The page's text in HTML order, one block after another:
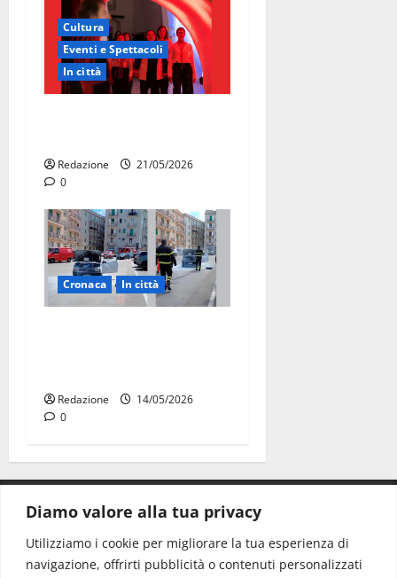
Diamo valore alla tua privacy
Utilizziamo i cookie per migliorare la tua esperienza di
navigazione, offrirti pubblicità o contenuti personalizzati
Cultura
Eventi e Spettacoli
In città
Redazione
21/05/2026
0
Cronaca In città
Redazione
14/05/2026
0
CONTATTI.
Redazione: redazione@www.martinasera.it